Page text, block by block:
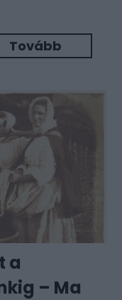
Tovább
a
– Ma